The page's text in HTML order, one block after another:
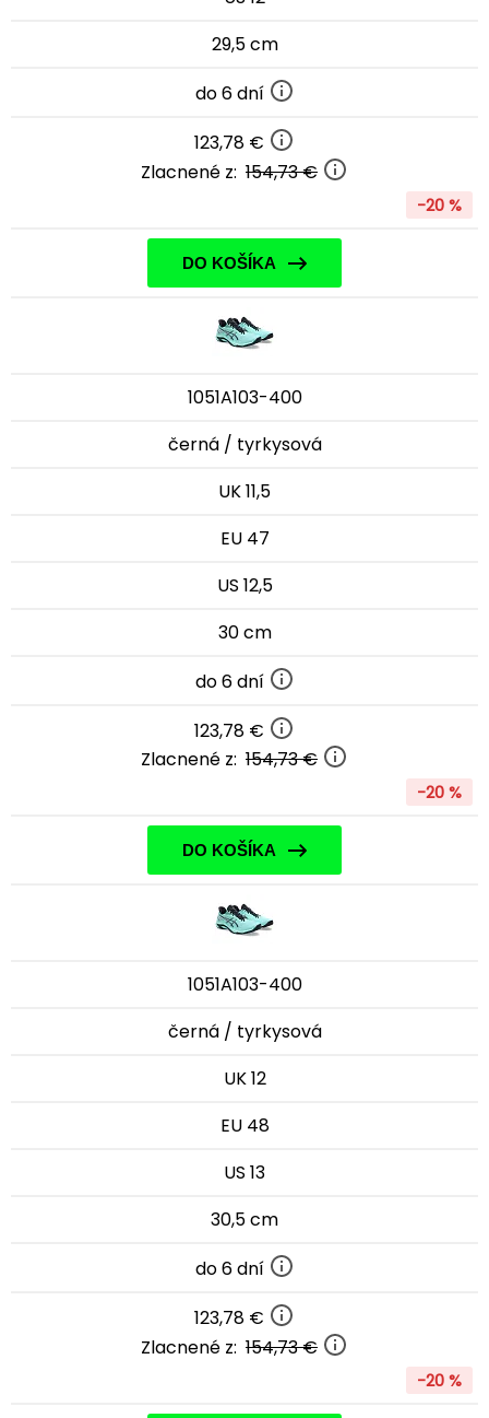
29,5 cm
do 6 dní
123,78 €
Zlacnené z: 154,73 €
-20 %
DO KOŠÍKA
1051A103-400
černá / tyrkysová
UK 11,5
EU 47
US 12,5
30 cm
do 6 dní
123,78 €
Zlacnené z: 154,73 €
-20 %
DO KOŠÍKA
1051A103-400
černá / tyrkysová
UK 12
EU 48
US 13
30,5 cm
do 6 dní
123,78 €
Zlacnené z: 154,73 €
-20 %